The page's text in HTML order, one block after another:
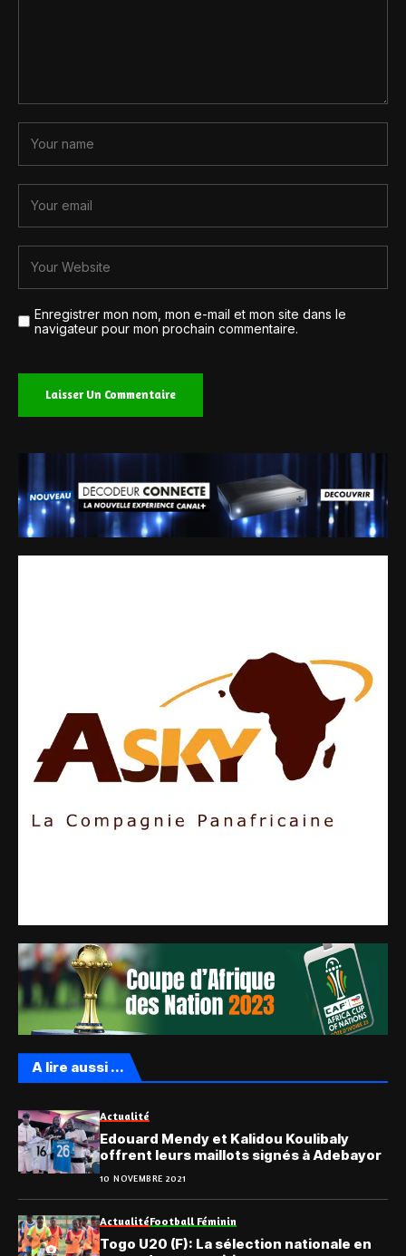
Enregistrer mon nom, mon e-mail et mon site dans le
navigateur pour mon prochain commentaire.
A lire aussi ...
Actualité
Edouard Mendy et Kalidou Koulibaly
offrent leurs maillots signés à Adebayor
10 NOVEMBRE 2021
ActualitéFootball Féminin
Togo U20 (F): La sélection nationale en